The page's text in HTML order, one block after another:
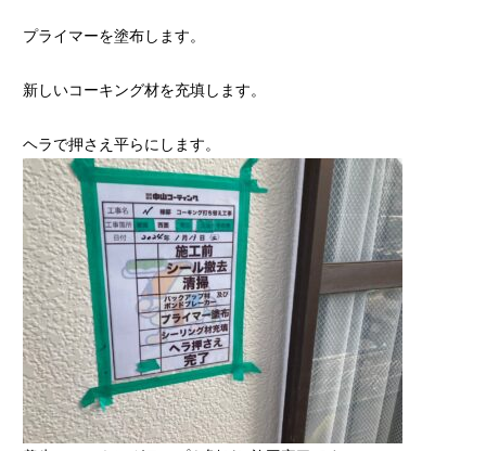
プライマーを塗布します。
新しいコーキング材を充填します。
ヘラで押さえ平らにします。